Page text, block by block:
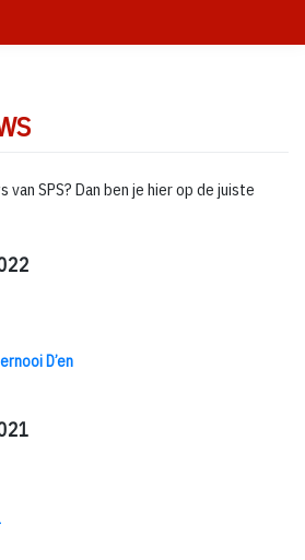
van SPS? Dan ben je hier op de juiste
D’en